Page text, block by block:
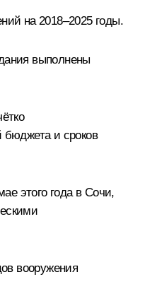
на 2018–2025 годы.
выполнены
и сроков
этого года в Сочи,
вооружения